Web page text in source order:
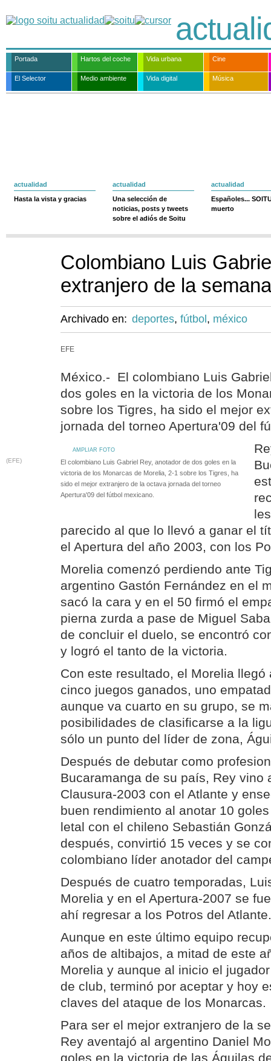
Portada Hartos del coche Vida urbana Cine
El Selector Medio ambiente Vida digital Música
actualidad
Hasta la vista y gracias
actualidad
Una selección de
noticias, posts y tweets
sobre el adiós de Soitu
actualidad
Españoles...
muerto
Colombiano Luis
extranjero de la
Archivado en: deportes, fútbol , méxico
EFE
México.- El colombiano Luis
dos goles en la victoria de los
sobre los Tigres, ha sido el mejor
jornada del torneo Apertura'09 del
AMPLIAR FOTO
(EFE)
El colombiano Luis Gabriel Rey, anotador de dos goles en la
victoria de los Monarcas de Morelia, 2-1 sobre los Tigres, ha
sido el mejor extranjero de la octava jornada del torneo
Apertura'09 del fútbol mexicano.
parecido al que lo llevó a ganar el
el Apertura del año 2003, con los
Morelia comenzó perdiendo ante
argentino Gastón Fernández en el
sacó la cara y en el 50 firmó el
pierna zurda a pase de Miguel
de concluir el duelo, se encontró
y logró el tanto de la victoria.
Con este resultado, el Morelia llegó
cinco juegos ganados, uno
aunque va cuarto en su grupo, se
posibilidades de clasificarse a la
sólo un punto del líder de zona,
Después de debutar como
Bucaramanga de su país, Rey vino
Clausura-2003 con el Atlante y
buen rendimiento al anotar 10
letal con el chileno Sebastián
después, convirtió 15 veces y se
colombiano líder anotador del
Después de cuatro temporadas,
Morelia y en el Apertura-2007 se
ahí regresar a los Potros del Atlante.
Aunque en este último equipo
años de altibajos, a mitad de este
Morelia y aunque al inicio el
de club, terminó por aceptar y hoy
claves del ataque de los Monarcas.
Para ser el mejor extranjero de la
Rey aventajó al argentino Daniel
goles en la victoria de las Águilas